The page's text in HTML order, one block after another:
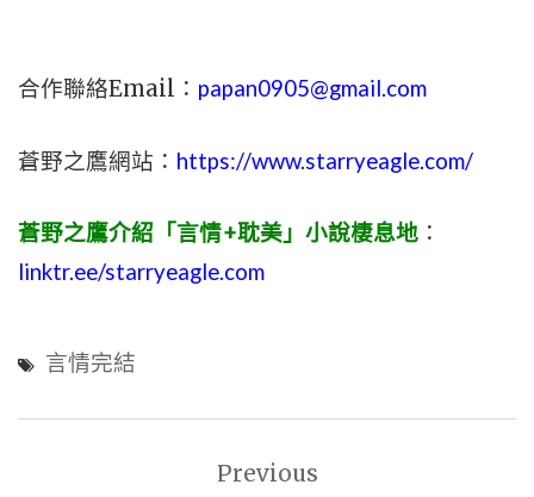
合作聯絡Email： papan0905@gmail.com
蒼野之鷹網站： https://www.starryeagle.com/
蒼野之鷹介紹「言情+耽美」小說棲息地 ：
linktr.ee/starryeagle.com
言情完結
Previous